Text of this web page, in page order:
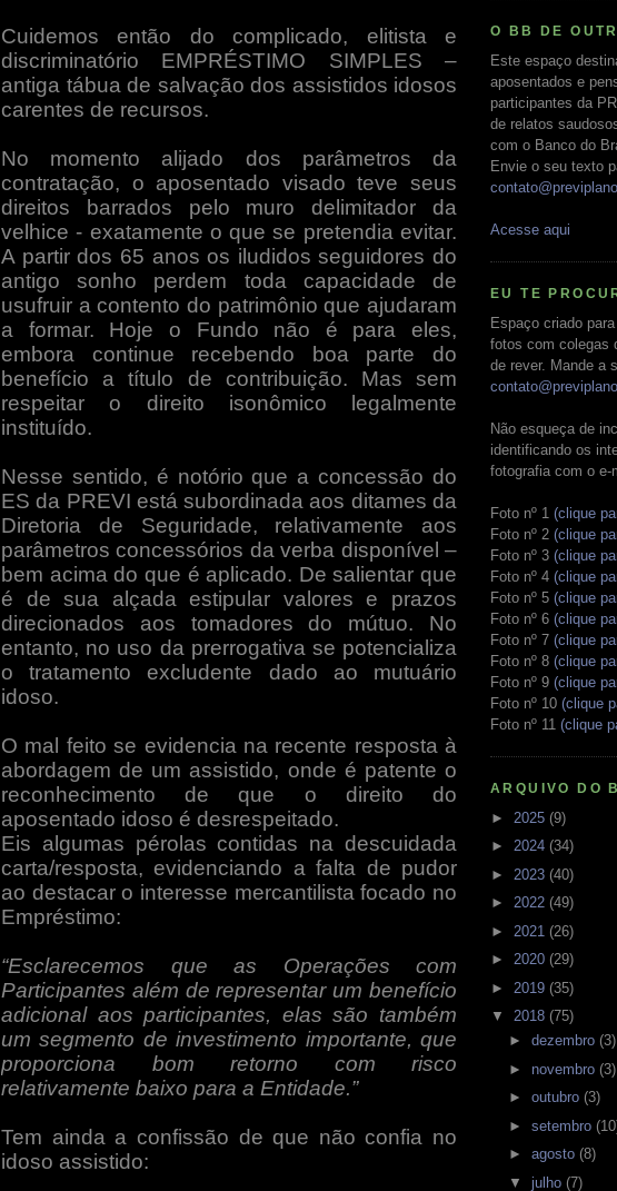
Cuidemos então do complicado, elitista e
discriminatório EMPRÉSTIMO SIMPLES –
antiga tábua de salvação dos assistidos idosos
carentes de recursos.
No momento alijado dos parâmetros da
contratação, o aposentado visado teve seus
direitos barrados pelo muro delimitador da
velhice - exatamente o que se pretendia evitar.
A partir dos 65 anos os iludidos seguidores do
antigo sonho perdem toda capacidade de
usufruir a contento do patrimônio que ajudaram
a formar. Hoje o Fundo não é para eles,
embora continue recebendo boa parte do
benefício a título de contribuição. Mas sem
respeitar o direito isonômico legalmente
instituído.
Nesse sentido, é notório que a concessão do
ES da PREVI está subordinada aos ditames da
Diretoria de Seguridade, relativamente aos
parâmetros concessórios da verba disponível –
bem acima do que é aplicado. De salientar que
é de sua alçada estipular valores e prazos
direcionados aos tomadores do mútuo. No
entanto, no uso da prerrogativa se potencializa
o tratamento excludente dado ao mutuário
idoso.
O mal feito se evidencia na recente resposta à
abordagem de um assistido, onde é patente o
reconhecimento de que o direito do
aposentado idoso é desrespeitado.
Eis algumas pérolas contidas na descuidada
carta/resposta, evidenciando a falta de pudor
ao destacar o interesse mercantilista focado no
Empréstimo:
“Esclarecemos que as Operações com
Participantes além de representar um benefício
adicional aos participantes, elas são também
um segmento de investimento importante, que
proporciona bom retorno com risco
relativamente baixo para a Entidade.”
Tem ainda a confissão de que não confia no
idoso assistido:
O BB DE
Este espaço
aposentados e
participantes da
de relatos
com o Banco do
Envie o seu texto
Acesse aqui
EU TE
Espaço criado
fotos com colegas
de rever. Mande a
Não esqueça de
identificando os
fotografia com o e-
Foto nº 1 (clique
Foto nº 2 (clique
Foto nº 3 (clique
Foto nº 4 (clique
Foto nº 5 (clique
Foto nº 6 (clique
Foto nº 7 (clique
Foto nº 8 (clique
Foto nº 9 (clique
Foto nº 10 (clique
Foto nº 11 (clique
ARQUIVO DO
► 2025 (9)
► 2024 (34)
► 2023 (40)
► 2022 (49)
► 2021 (26)
► 2020 (29)
► 2019 (35)
▼ 2018 (75)
► dezembro (3)
► novembro (3)
► outubro (3)
► setembro
► agosto (8)
▼ julho (7)